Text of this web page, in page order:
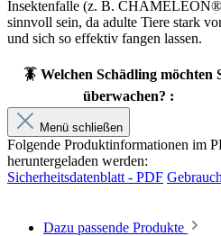
Insektenfalle (z. B.
sinnvoll sein, da adulte Tiere stark
und sich so effektiv fangen lassen.
🪳 Welchen Schädling möchten
überwachen? :
Menü schließen
Folgende Produktinformationen im
heruntergeladen werden:
Sicherheitsdatenblatt - PDF
Dazu passende Produkte